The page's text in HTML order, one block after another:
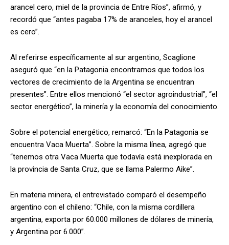
arancel cero, miel de la provincia de Entre Ríos”, afirmó, y
recordó que “antes pagaba 17% de aranceles, hoy el arancel
es cero”.
Al referirse específicamente al sur argentino, Scaglione
aseguró que “en la Patagonia encontramos que todos los
vectores de crecimiento de la Argentina se encuentran
presentes”. Entre ellos mencionó “el sector agroindustrial”, “el
sector energético”, la minería y la economía del conocimiento.
Sobre el potencial energético, remarcó: “En la Patagonia se
encuentra Vaca Muerta”. Sobre la misma línea, agregó que
“tenemos otra Vaca Muerta que todavía está inexplorada en
la provincia de Santa Cruz, que se llama Palermo Aike”.
En materia minera, el entrevistado comparó el desempeño
argentino con el chileno: “Chile, con la misma cordillera
argentina, exporta por 60.000 millones de dólares de minería,
y Argentina por 6.000”.